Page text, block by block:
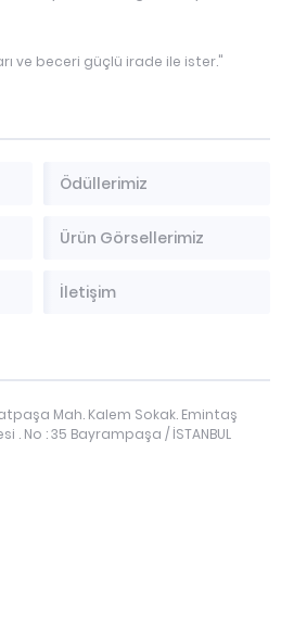
ve beceri güçlü irade ile ister."
Ödüllerimiz
Ürün Görsellerimiz
İletişim
Mah. Kalem Sokak. Emintaş
. No : 35 Bayrampaşa / İSTANBUL